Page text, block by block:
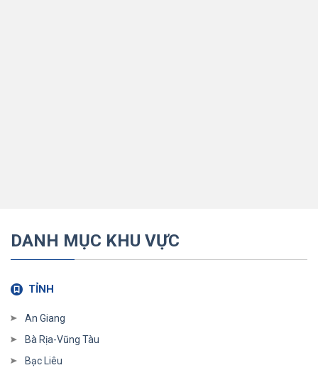
DANH MỤC KHU VỰC
TỈNH
An Giang
Bà Rịa-Vũng Tàu
Bạc Liêu